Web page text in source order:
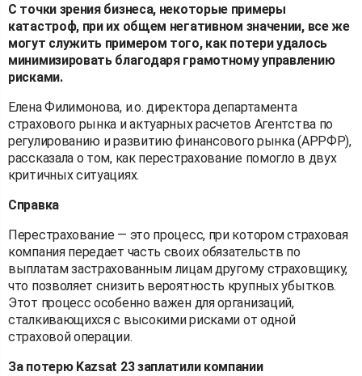
С точки зрения бизнеса, некоторые примеры
катастроф, при их общем негативном значении, все же
могут служить примером того, как потери удалось
минимизировать благодаря грамотному управлению
рисками.
Елена Филимонова, и.о. директора департамента
страхового рынка и актуарных расчетов Агентства по
регулированию и развитию финансового рынка (АРРФР),
рассказала о том, как перестрахование помогло в двух
критичных ситуациях.
Справка
Перестрахование — это процесс, при котором страховая
компания передает часть своих обязательств по
выплатам застрахованным лицам другому страховщику,
что позволяет снизить вероятность крупных убытков.
Этот процесс особенно важен для организаций,
сталкивающихся с высокими рисками от одной
страховой операции.
За потерю Kazsat 23 заплатили компании